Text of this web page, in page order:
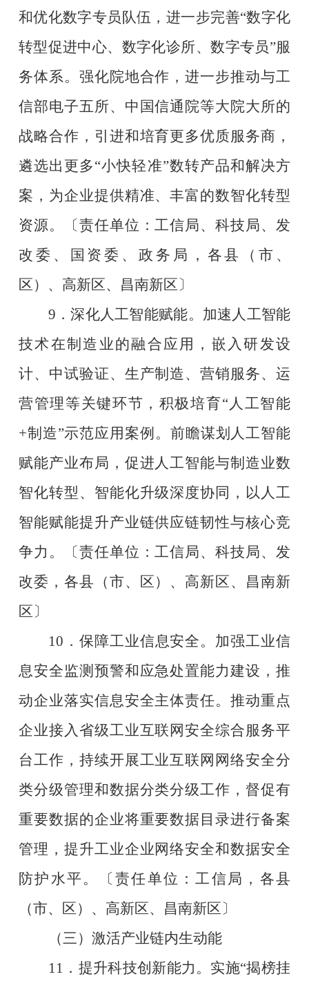
和优化数字专员队伍，进一步完善“数字化
转型促进中心、数字化诊所、数字专员”服
务体系。强化院地合作，进一步推动与工
信部电子五所、中国信通院等大院大所的
战略合作，引进和培育更多优质服务商，
遴选出更多“小快轻准”数转产品和解决方
案，为企业提供精准、丰富的数智化转型
资源。
〔责任单位：工信局、科技局、发
改委、国资委、政务局，各县（市、
区）、高新区、昌南新区〕
9 ．深化人工智能赋能。加速人工智能
技术在制造业的融合应用，嵌入研发设
计、中试验证、生产制造、营销服务、运
营管理等关键环节，积极培育“人工智能
+制造”示范应用案例。前瞻谋划人工智能
赋能产业布局，促进人工智能与制造业数
智化转型、智能化升级深度协同，以人工
智能赋能提升产业链供应链韧性与核心竞
争力。
〔责任单位：工信局、科技局、发
改委，各县（市、区）、高新区、昌南新
区〕
10 ．保障工业信息安全。加强工业信
息安全监测预警和应急处置能力建设，推
动企业落实信息安全主体责任。推动重点
企业接入省级工业互联网安全综合服务平
台工作，持续开展工业互联网网络安全分
类分级管理和数据分类分级工作，督促有
重要数据的企业将重要数据目录进行备案
管理，提升工业企业网络安全和数据安全
防护水平。
〔责任单位：工信局，各县
（市、区）、高新区、昌南新区〕
（三）激活产业链内生动能
11 ．提升科技创新能力。实施“揭榜挂